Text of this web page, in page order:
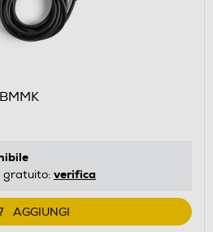
gratuito: verifica
AGGIUNGI